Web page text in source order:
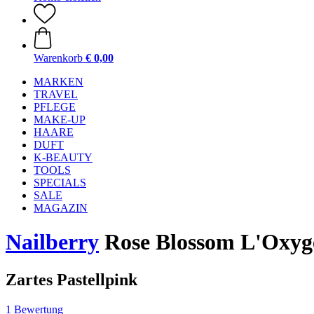
Warenkorb € 0,00
MARKEN
TRAVEL
PFLEGE
MAKE-UP
HAARE
DUFT
K-BEAUTY
TOOLS
SPECIALS
SALE
MAGAZIN
Nailberry Rose Blossom
Zartes Pastellpink
1 Bewertung